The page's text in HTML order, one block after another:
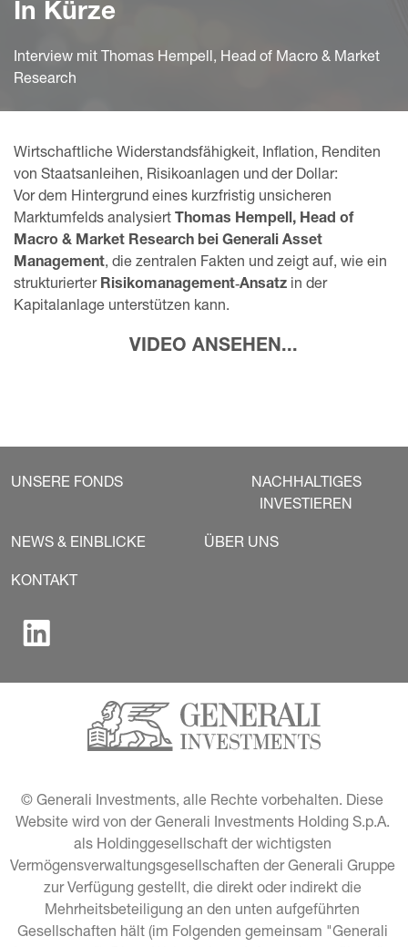
In Kürze
Interview mit Thomas Hempell, Head of Macro & Market
Research
Wirtschaftliche Widerstandsfähigkeit, Inflation, Renditen
von Staatsanleihen, Risikoanlagen und der Dollar:
Vor dem Hintergrund eines kurzfristig unsicheren
Marktumfelds analysiert Thomas Hempell, Head of
Macro & Market Research bei Generali Asset
Management, die zentralen Fakten und zeigt auf, wie ein
strukturierter Risikomanagement‑Ansatz in der
Kapitalanlage unterstützen kann.​​​​​​
VIDEO ANSEHEN...
UNSERE FONDS
NACHHALTIGES
INVESTIEREN
NEWS & EINBLICKE ÜBER UNS
KONTAKT
© Generali Investments, alle Rechte vorbehalten. Diese
Website wird von der Generali Investments Holding S.p.A.
als Holdinggesellschaft der wichtigsten
Vermögensverwaltungsgesellschaften der Generali Gruppe
zur Verfügung gestellt, die direkt oder indirekt die
Mehrheitsbeteiligung an den unten aufgeführten
Gesellschaften hält (im Folgenden gemeinsam "Generali